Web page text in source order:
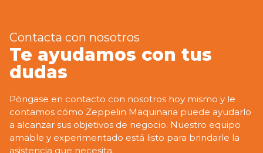
Contacta con nosotros
Te ayudamos con tus
dudas
Póngase en contacto con nosotros hoy mismo y le
contamos cómo Zeppelin Maquinaria puede ayudarlo
a alcanzar sus objetivos de negocio. Nuestro equipo
amable y experimentado está listo para brindarle la
asistencia que necesita.